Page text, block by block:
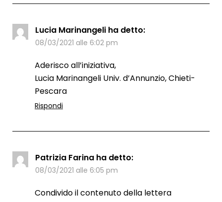
Lucia Marinangeli ha detto:
08/03/2021 alle 6:02 pm
Aderisco all’iniziativa,
Lucia Marinangeli Univ. d’Annunzio, Chieti-
Pescara
Rispondi
Patrizia Farina ha detto:
08/03/2021 alle 6:05 pm
Condivido il contenuto della lettera